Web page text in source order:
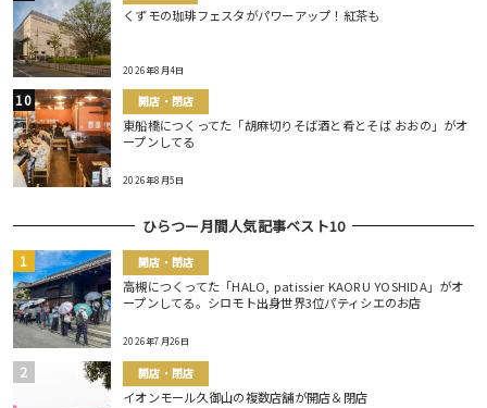
くずモの珈琲フェスタがパワーアップ！紅茶も
2026年8月4日
開店・閉店
東船橋につくってた「胡麻切りそば酒と肴とそば おおの」がオ
ープンしてる
2026年8月5日
ひらつー月間人気記事ベスト10
開店・閉店
高槻につくってた「HALO, patissier KAORU YOSHIDA」がオ
ープンしてる。シロモト出身世界3位パティシエのお店
2026年7月26日
開店・閉店
イオンモール久御山の複数店舗が開店＆閉店